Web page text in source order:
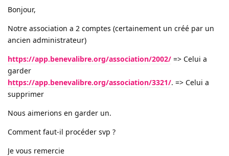
Bonjour,
Notre association a 2 comptes (certainement un créé par un
ancien administrateur)
https://app.benevalibre.org/association/2002/ => Celui a
garder
https://app.benevalibre.org/association/3321/. => Celui a
supprimer
Nous aimerions en garder un.
Comment faut-il procéder svp ?
Je vous remercie